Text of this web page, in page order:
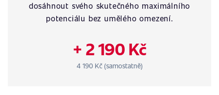
dosáhnout svého skutečného maximálního
potenciálu bez umělého omezení.
+ 2 190 Kč
4 190 Kč (samostatně)